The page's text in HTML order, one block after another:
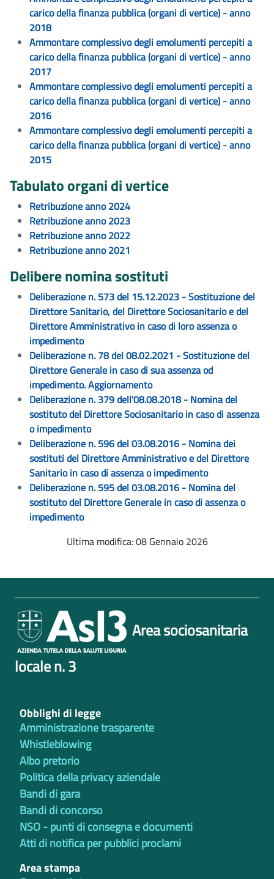
carico della finanza pubblica (organi di vertice) - anno
2018
Ammontare complessivo degli emolumenti percepiti a
carico della finanza pubblica (organi di vertice) - anno
2017
Ammontare complessivo degli emolumenti percepiti a
carico della finanza pubblica (organi di vertice) - anno
2016
Ammontare complessivo degli emolumenti percepiti a
carico della finanza pubblica (organi di vertice) - anno
2015
Tabulato organi di vertice
Retribuzione anno 2024
Retribuzione anno 2023
Retribuzione anno 2022
Retribuzione anno 2021
Delibere nomina sostituti
Deliberazione n. 573 del 15.12.2023 - Sostituzione del
Direttore Sanitario, del Direttore Sociosanitario e del
Direttore Amministrativo in caso di loro assenza o
impedimento
Deliberazione n. 78 del 08.02.2021 - Sostituzione del
Direttore Generale in caso di sua assenza od
impedimento. Aggiornamento
Deliberazione n. 379 dell'08.08.2018 - Nomina del
sostituto del Direttore Sociosanitario in caso di assenza
o impedimento
Deliberazione n. 596 del 03.08.2016 - Nomina dei
sostituti del Direttore Amministrativo e del Direttore
Sanitario in caso di assenza o impedimento
Deliberazione n. 595 del 03.08.2016 - Nomina del
sostituto del Direttore Generale in caso di assenza o
impedimento
Ultima modifica: 08 Gennaio 2026
Area sociosanitaria
locale n. 3
Obblighi di legge
Amministrazione trasparente
Whistleblowing
Albo pretorio
Politica della privacy aziendale
Bandi di gara
Bandi di concorso
NSO - punti di consegna e documenti
Atti di notifica per pubblici proclami
Area stampa